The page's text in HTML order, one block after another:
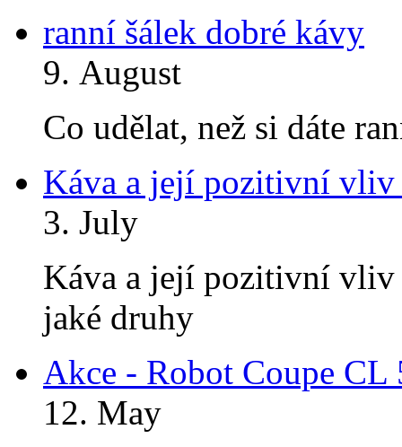
ranní šálek dobré kávy
9. August
Co udělat, než si dáte
Káva a její pozitivní vliv
3. July
Káva a její pozitivní vliv
jaké druhy
Akce - Robot Coupe CL
12. May